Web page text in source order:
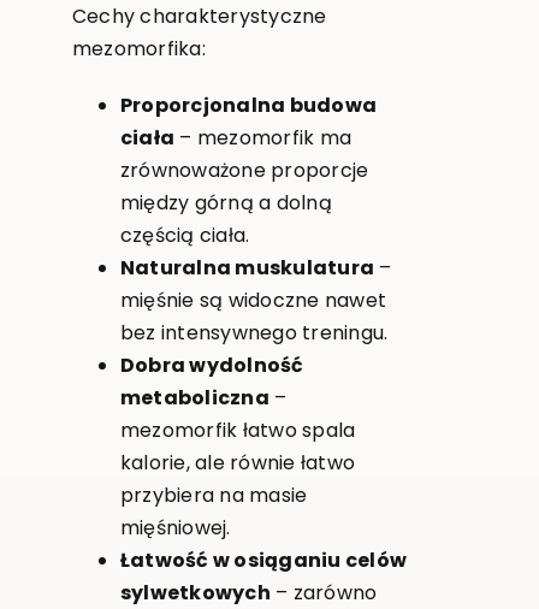
Cechy charakterystyczne
mezomorfika:
Proporcjonalna budowa
ciała – mezomorfik ma
zrównoważone proporcje
między górną a dolną
częścią ciała.
Naturalna muskulatura –
mięśnie są widoczne nawet
bez intensywnego treningu.
Dobra wydolność
metaboliczna –
mezomorfik łatwo spala
kalorie, ale równie łatwo
przybiera na masie
mięśniowej.
Łatwość w osiąganiu celów
sylwetkowych – zarówno